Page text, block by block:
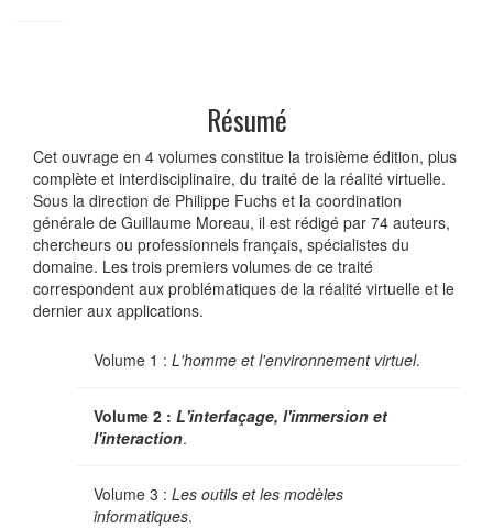
Résumé
Cet ouvrage en 4 volumes constitue la troisième édition, plus
complète et interdisciplinaire, du traité de la réalité virtuelle.
Sous la direction de Philippe Fuchs et la coordination
générale de Guillaume Moreau, il est rédigé par 74 auteurs,
chercheurs ou professionnels français, spécialistes du
domaine. Les trois premiers volumes de ce traité
correspondent aux problématiques de la réalité virtuelle et le
dernier aux applications.
Volume 1 : L'homme et l'environnement virtuel.
Volume 2 : L'interfaçage, l'immersion et
l'interaction.
Volume 3 : Les outils et les modèles
informatiques.